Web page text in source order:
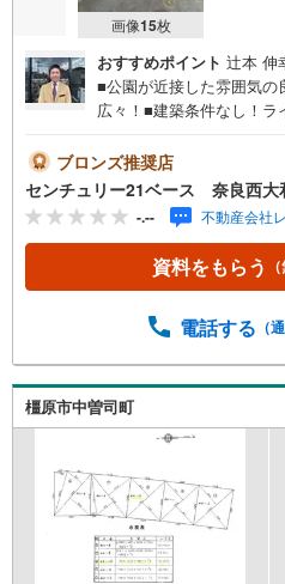
画像15枚
おすすめポイント 辻本 伸
■公園が近接した雰囲気の
広々！■建築条件なし！
中！・お仕事終わりのお
い！というお声にもご対
せください！◇・提携銀行
行・信用金庫etc）・優遇
により異なります）---
象店舗 ◇◇ ----当店で物
ーン】の対象になります
でログインのうえお問い
-----
ブロンズ推奨店
センチュリー21ベース 奈良西大
-.-- 不動産会社
資料をもらう
電話する （
橿原市中曽司町